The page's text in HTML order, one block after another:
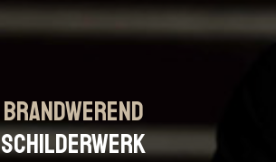
Brandwerend
schilderwerk